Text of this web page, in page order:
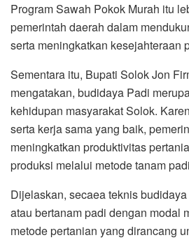
Program Sawah Pokok Murah itu
pemerintah daerah dalam
serta meningkatkan kesejahteraan
Sementara itu, Bupati Solok Jon
mengatakan, budidaya Padi
kehidupan masyarakat Solok.
serta kerja sama yang baik,
meningkatkan produktivitas
produksi melalui metode tanam
Dijelaskan, secaea teknis
atau bertanam padi dengan modal
metode pertanian yang dirancang